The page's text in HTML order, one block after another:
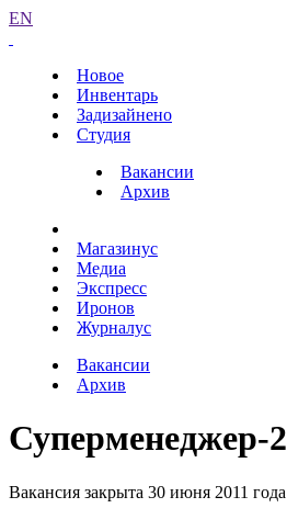
EN
Новое
Инвентарь
Задизайнено
Студия
Вакансии
Архив
Магазинус
Медиа
Экспресс
Иронов
Журналус
Вакансии
Архив
Суперменеджер-2
Вакансия закрыта 30 июня 2011 года